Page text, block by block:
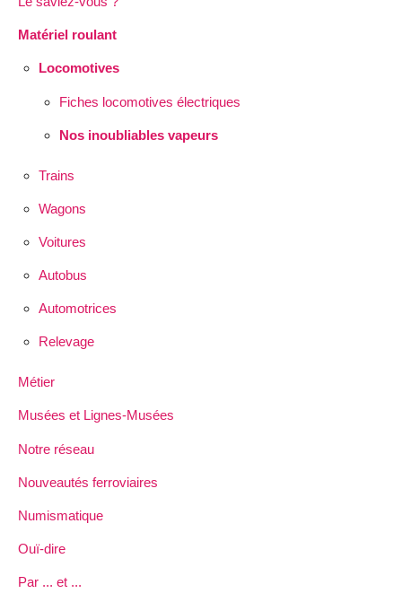
Matériel roulant
Locomotives
Fiches locomotives électriques
Nos inoubliables vapeurs
Trains
Wagons
Voitures
Autobus
Automotrices
Relevage
Métier
Musées et Lignes-Musées
Notre réseau
Nouveautés ferroviaires
Numismatique
Ouï-dire
Par ... et ...